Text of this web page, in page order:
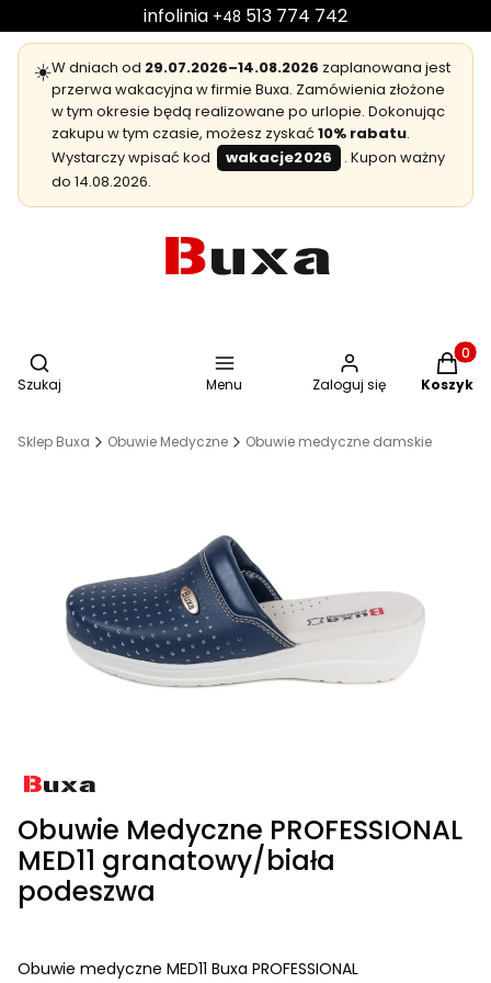
infolinia +48 513 774 742
☀️W dniach od 29.07.2026–14.08.2026 zaplanowana jest
przerwa wakacyjna w firmie Buxa. Zamówienia złożone
w tym okresie będą realizowane po urlopie. Dokonując
zakupu w tym czasie, możesz zyskać 10% rabatu.
Wystarczy wpisać kod
wakacje2026
. Kupon ważny
do 14.08.2026.
Otwórz wyszukiwarkę
Szukaj Menu Zaloguj się Koszyk
Sklep Buxa Obuwie Medyczne Obuwie medyczne damskie
Obuwie Medyczne PROFESSIONAL
MED11 granatowy/biała
podeszwa
Obuwie medyczne MED11 Buxa PROFESSIONAL